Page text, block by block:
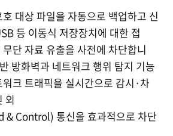
대상 파일을 자동으로 백업하고 신
등 이동식 저장장치에 대한 접
단 자료 유출을 사전에 차단합니
방화벽과 네트워크 행위 탐지 기능
크 트래픽을 실시간으로 감시·차
외
Control) 통신을 효과적으로 차단